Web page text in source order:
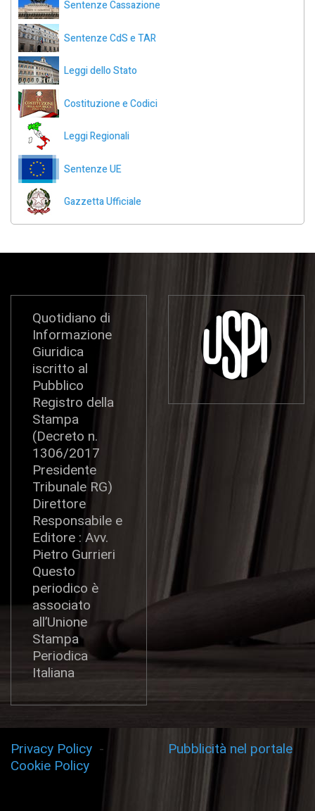
Sentenze Cassazione
Sentenze CdS e TAR
Leggi dello Stato
Costituzione e Codici
Leggi Regionali
Sentenze UE
Gazzetta Ufficiale
Quotidiano di
Informazione
Giuridica
iscritto al
Pubblico
Registro della
Stampa
(Decreto n.
1306/2017
Presidente
Tribunale RG)
Direttore
Responsabile e
Editore : Avv.
Pietro Gurrieri
Questo
periodico è
associato
all’Unione
Stampa
Periodica
Italiana
Privacy Policy -
Cookie Policy
Pubblicità nel portale